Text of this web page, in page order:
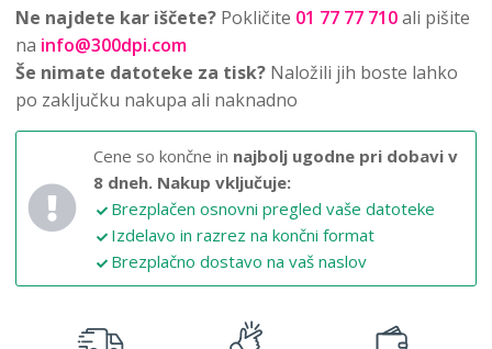
Ne najdete kar iščete? Pokličite 01 77 77 710ali pišite
na info@300dpi.com
Še nimate datoteke za tisk? Naložili jih boste lahko
po zaključku nakupa ali naknadno
Cene so končne in najbolj ugodne pri dobavi v
8 dneh. Nakup vključuje:
Brezplačen osnovni pregled vaše datoteke
Izdelavo in razrez na končni format
Brezplačno dostavo na vaš naslov